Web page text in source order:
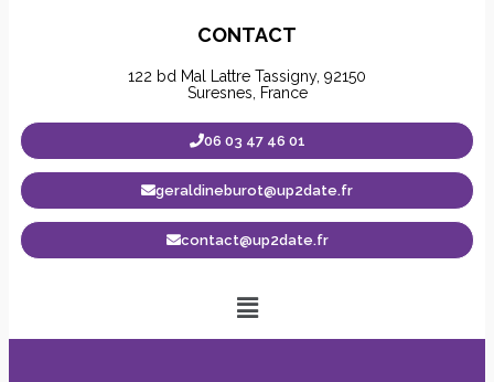
CONTACT
122 bd Mal Lattre Tassigny, 92150
Suresnes, France
06 03 47 46 01
geraldineburot@up2date.fr
contact@up2date.fr